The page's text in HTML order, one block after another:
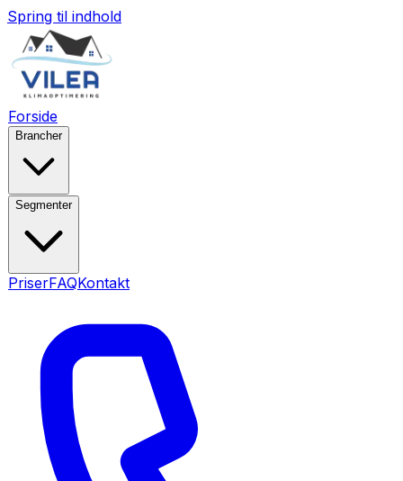
Spring til indhold
Forside
Brancher
Segmenter
PriserFAQKontakt